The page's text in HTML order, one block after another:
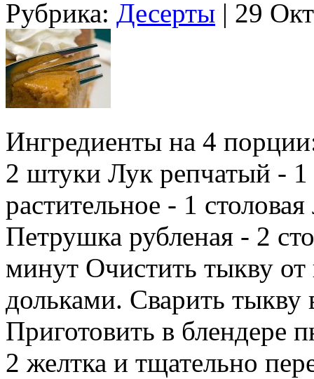
Рубрика: Десерты | 29
Ингредиенты на 4
2 штуки Лук репчатый -
растительное - 1
Петрушка рубленая - 2
минут Очистить тыкву
дольками. Сварить тыкву
Приготовить в блендере
2 желтка и тщательно